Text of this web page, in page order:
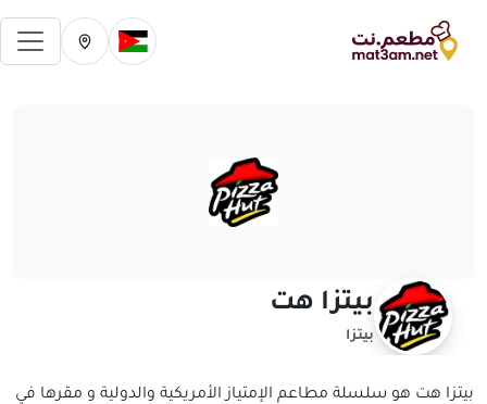
تغيير الدولة الحالية
تغيير المدينة
بيتزا هت
بيتزا
بيتزا هت هو سلسلة مطاعم الإمتياز الأمريكية والدولية و مقرها في